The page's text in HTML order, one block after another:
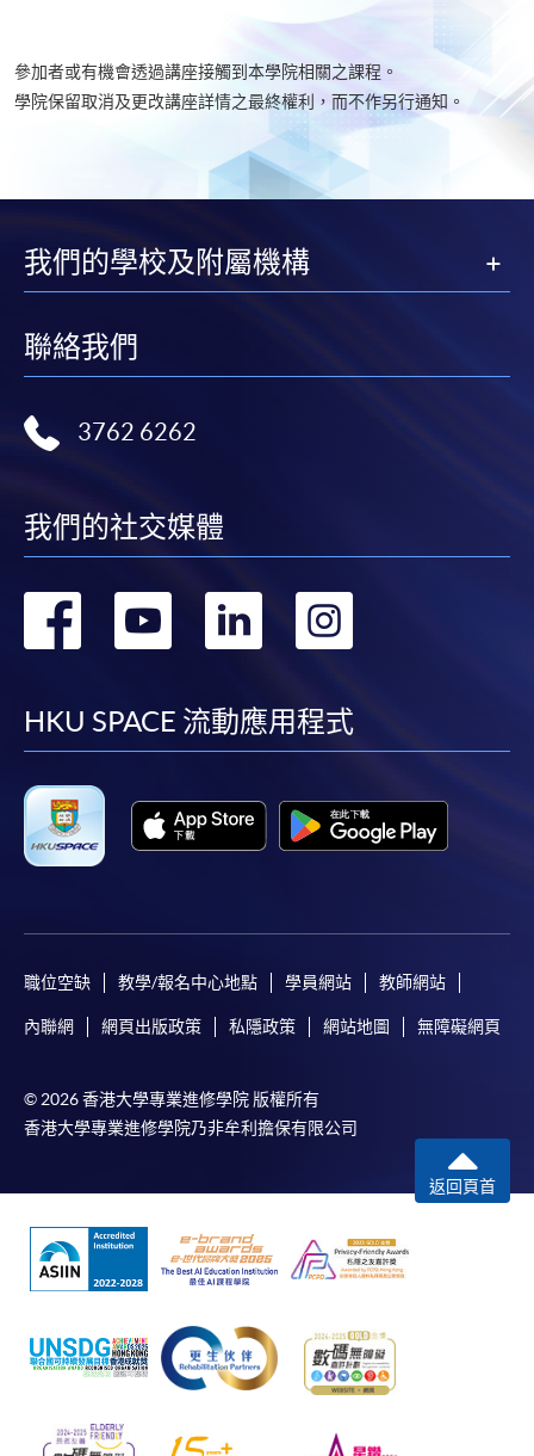
參加者或有機會透過講座接觸到本學院相關之課程。
學院保留取消及更改講座詳情之最終權利，而不作另行通知。​
我們的學校及附屬機構
聯絡我們
3762 6262
我們的社交媒體
轉
facebook
轉
youtube
轉
linkedin
HKU SPACE 流動應用程式
職位空缺 教學/報名中心地點 學員網站 教師網站
內聯網 網頁出版政策 私隱政策 網站地圖 無障礙網頁
© 2026 香港大學專業進修學院 版權所有
香港大學專業進修學院乃非牟利擔保有限公司
返回頁首